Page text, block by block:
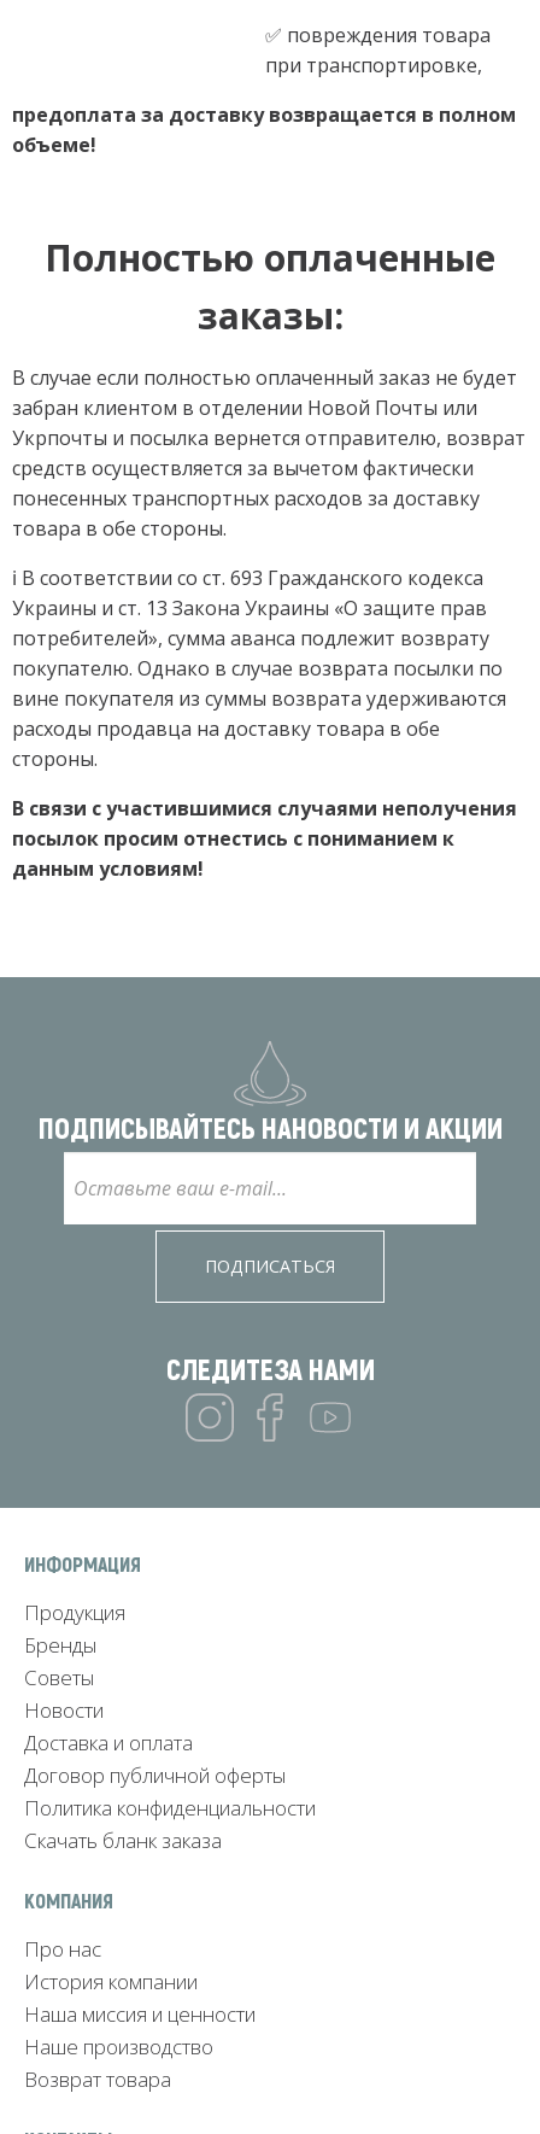
✅ повреждения товара
при транспортировке,
предоплата за доставку возвращается в полном
объеме!
Полностью оплаченные
заказы:
В случае если полностью оплаченный заказ не будет
забран клиентом в отделении Новой Почты или
Укрпочты и посылка вернется отправителю, возврат
средств осуществляется за вычетом фактически
понесенных транспортных расходов за доставку
товара в обе стороны.
ℹ️ В соответствии со ст. 693 Гражданского кодекса
Украины и ст. 13 Закона Украины «О защите прав
потребителей», сумма аванса подлежит возврату
покупателю. Однако в случае возврата посылки по
вине покупателя из суммы возврата удерживаются
расходы продавца на доставку товара в обе
стороны.
В связи с участившимися случаями неполучения
посылок просим отнестись с пониманием к
данным условиям!
ПОДПИСЫВАЙТЕСЬ НАНОВОСТИ И АКЦИИ
ПОДПИСАТЬСЯ
СЛЕДИТЕЗА НАМИ
ИНФОРМАЦИЯ
Продукция
Бренды
Советы
Новости
Доставка и оплата
Договор публичной оферты
Политика конфиденциальности
Скачать бланк заказа
КОМПАНИЯ
Про нас
История компании
Наша миссия и ценности
Наше производство
Возврат товара